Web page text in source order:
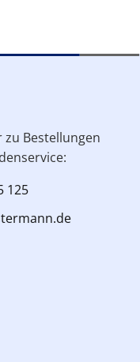
Bestellungen
125